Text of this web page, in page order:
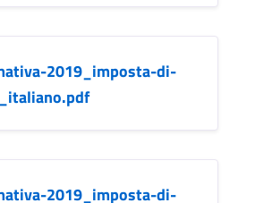
2019_imposta-di-
2019_imposta-di-